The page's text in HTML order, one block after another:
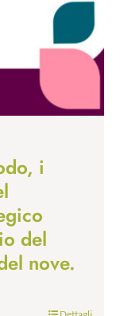
i
del
nove.